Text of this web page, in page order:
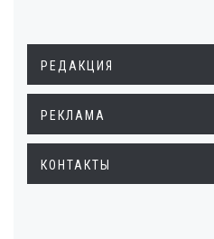
РЕДАКЦИЯ
РЕКЛАМА
КОНТАКТЫ